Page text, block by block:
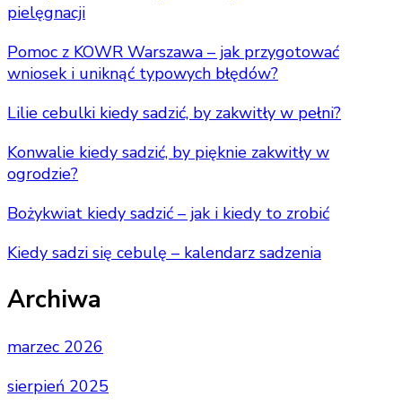
pielęgnacji
Pomoc z KOWR Warszawa – jak przygotować
wniosek i uniknąć typowych błędów?
Lilie cebulki kiedy sadzić, by zakwitły w pełni?
Konwalie kiedy sadzić, by pięknie zakwitły w
ogrodzie?
Bożykwiat kiedy sadzić – jak i kiedy to zrobić
Kiedy sadzi się cebulę – kalendarz sadzenia
Archiwa
marzec 2026
sierpień 2025